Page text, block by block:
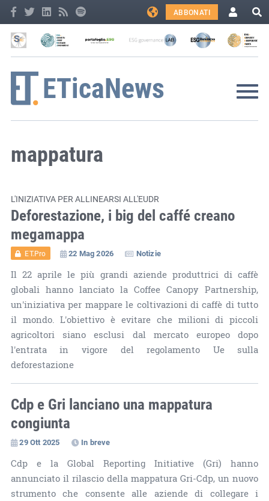
ABBONATI
mappatura
L'INIZIATIVA PER ALLINEARSI ALL'EUDR
Deforestazione, i big del caffé creano
megamappa
ET.Pro 22 Mag 2026 Notizie
Il 22 aprile le più grandi aziende produttrici di caffè
globali hanno lanciato la Coffee Canopy Partnership,
un'iniziativa per mappare le coltivazioni di caffè di tutto
il mondo. L'obiettivo è evitare che milioni di piccoli
agricoltori siano esclusi dal mercato europeo dopo
l'entrata in vigore del regolamento Ue sulla
deforestazione
Cdp e Gri lanciano una mappatura
congiunta
29 Ott 2025 In breve
Cdp e la Global Reporting Initiative (Gri) hanno
annunciato il rilascio della mappatura Gri-Cdp, un nuovo
strumento che consente alle aziende di collegare i